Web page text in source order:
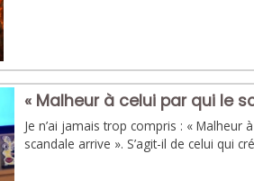
« Malheur à celui par qui le
Je n’ai jamais trop compris : « Malheur
scandale arrive ». S’agit-il de celui qui